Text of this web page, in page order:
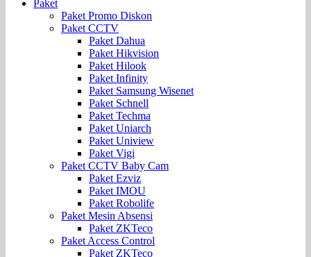
Paket
Paket Promo Diskon
Paket CCTV
Paket Dahua
Paket Hikvision
Paket Hilook
Paket Infinity
Paket Samsung Wisenet
Paket Schnell
Paket Techma
Paket Uniarch
Paket Uniview
Paket Vigi
Paket CCTV Baby Cam
Paket Ezviz
Paket IMOU
Paket Robolife
Paket Mesin Absensi
Paket ZKTeco
Paket Access Control
Paket ZKTeco